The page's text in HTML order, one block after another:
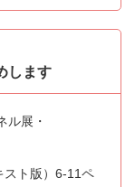
します
ル展・
スト版）6-11ペ